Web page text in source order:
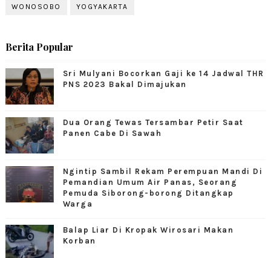
WONOSOBO YOGYAKARTA
Berita Popular
Sri Mulyani Bocorkan Gaji ke 14 Jadwal THR
PNS 2023 Bakal Dimajukan
Dua Orang Tewas Tersambar Petir Saat
Panen Cabe Di Sawah
Ngintip Sambil Rekam Perempuan Mandi Di
Pemandian Umum Air Panas, Seorang
Pemuda Siborong-borong Ditangkap
Warga
Balap Liar Di Kropak Wirosari Makan
Korban